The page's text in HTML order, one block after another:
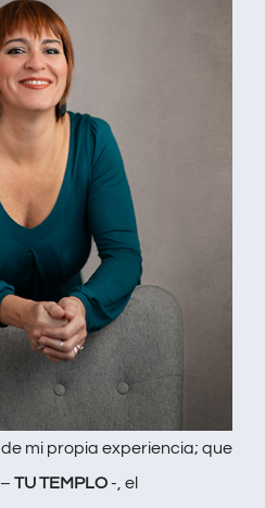
mi propia experiencia; que
TU TEMPLO-, el